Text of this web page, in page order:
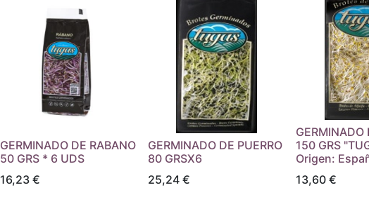
GERMINADO DE RABANO
50 GRS * 6 UDS
16,23 €
GERMINADO DE PUERRO
80 GRSX6
25,24 €
GERMINADO
150 GRS
Origen:
13,60 €